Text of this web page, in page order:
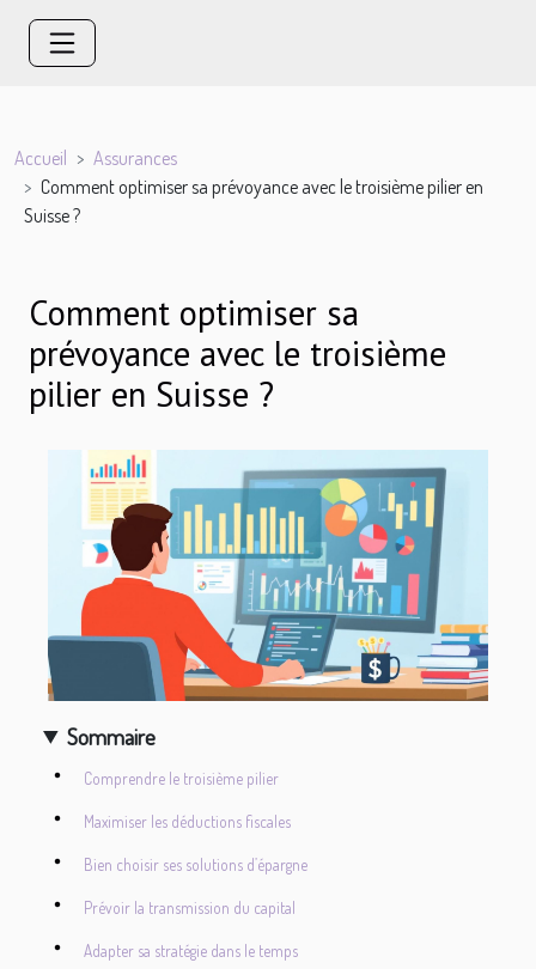
Accueil
Assurances
Comment optimiser sa prévoyance avec le troisième pilier en
Suisse ?
Comment optimiser sa
prévoyance avec le troisième
pilier en Suisse ?
Sommaire
Comprendre le troisième pilier
Maximiser les déductions fiscales
Bien choisir ses solutions d’épargne
Prévoir la transmission du capital
Adapter sa stratégie dans le temps